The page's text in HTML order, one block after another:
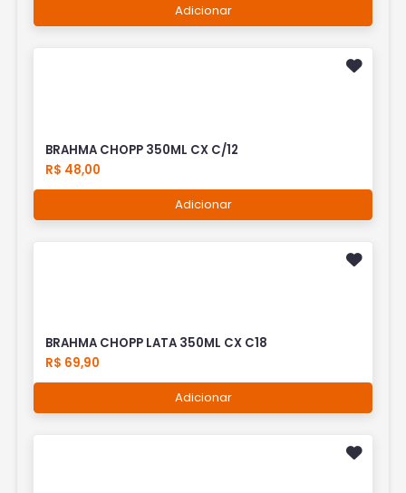
Adicionar
BRAHMA CHOPP 350ML CX C/12
R$ 48,00
Adicionar
BRAHMA CHOPP LATA 350ML CX C18
R$ 69,90
Adicionar